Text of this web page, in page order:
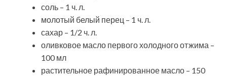
соль – 1 ч. л.
молотый белый перец – 1 ч. л.
сахар – 1/2 ч. л.
оливковое масло первого холодного отжима –
100 мл
растительное рафинированное масло – 150